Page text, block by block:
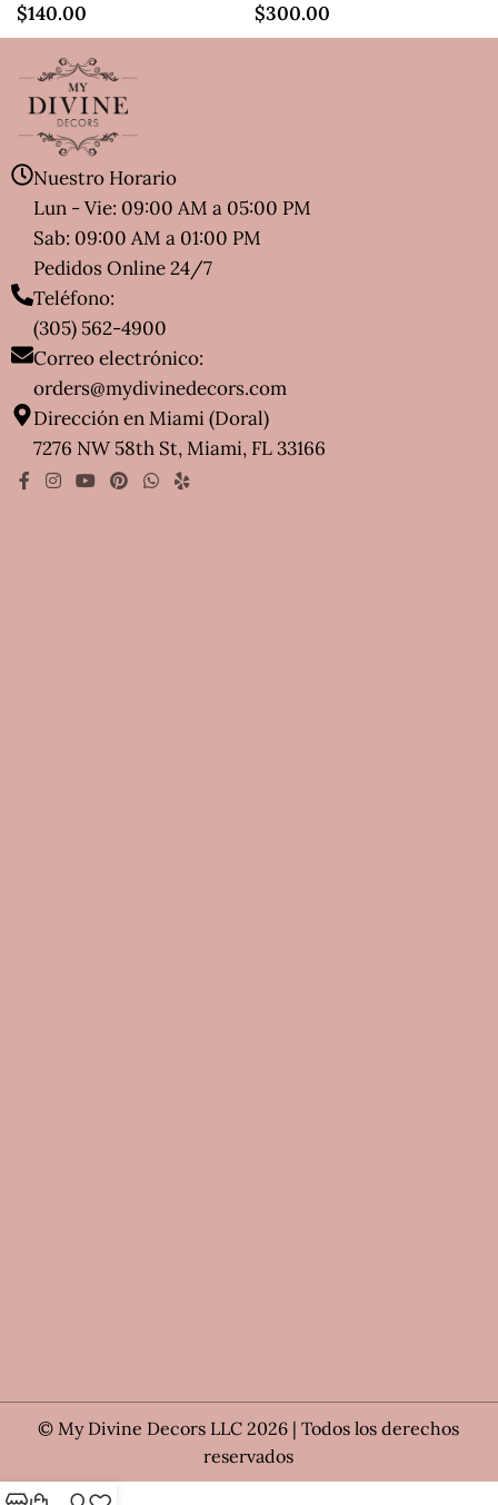
$140.00 $300.00
Nuestro Horario
Lun - Vie: 09:00 AM a 05:00 PM
Sab: 09:00 AM a 01:00 PM
Pedidos Online 24/7
Teléfono:
(305) 562-4900
Correo electrónico:
orders@mydivinedecors.com
Dirección en Miami (Doral)
7276 NW 58th St, Miami, FL 33166
© My Divine Decors LLC 2026 | Todos los derechos
reservados